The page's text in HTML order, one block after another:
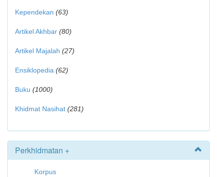
Kependekan (63)
Artikel Akhbar (80)
Artikel Majalah (27)
Ensiklopedia (62)
Buku (1000)
Khidmat Nasihat (281)
Perkhidmatan +
Korpus